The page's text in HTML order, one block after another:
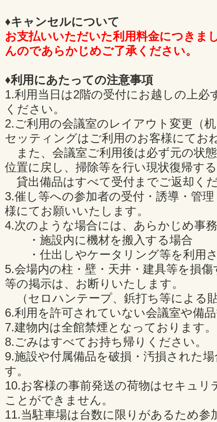
♦キャンセルについて
お支払いいただいた利用料金につきま
んのであらかじめご了承ください。
♦利用にあたっての注意事項
1.利用当日は2階の受付にお越しの上必
ください。
2.ご利用の会議室のレイアウト変更（
セッティングはご利用のお客様にてお
また、会議室ご利用後は必ず元の状
位置に戻し、掃除等を行い現状復帰す
貸出備品はすべて受付までご返却く
3.催し等への参加者の受付・誘導・管
様にてお願いいたします。
4.次のような場合には、あらかじめ事
・施設内に機材を搬入する場合
・仕出しやケータリング等を利用
5.会場内の柱・壁・天井・建具等を損
等の掲示は、お断りいたします。
（セロハンテープ、鋲打ち等による
6.利用を許可されていない会議室や備
7.建物内は全館禁煙となっております。
8.ごみはすべてお持ち帰りください。
9.施設や付属備品を破損・汚損された
す。
10.お客様の事前発送の荷物はセキュ
ことができません。
11.当駐車場は台数に限りがあるため参